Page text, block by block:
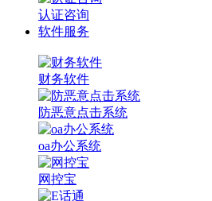
认证咨询
软件服务
财务软件
防恶意点击系统
oa办公系统
网控宝